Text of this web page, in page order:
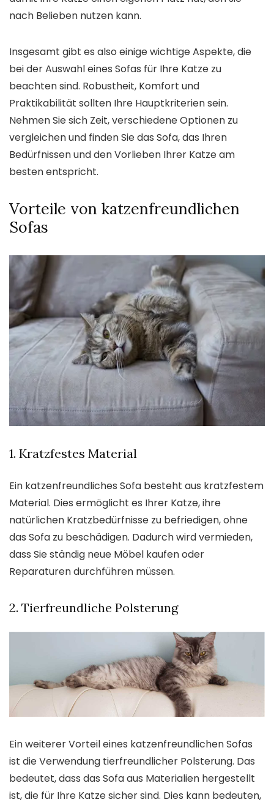
nach Belieben nutzen kann.
Insgesamt gibt es also einige wichtige Aspekte, die
bei der Auswahl eines Sofas für Ihre Katze zu
beachten sind. Robustheit, Komfort und
Praktikabilität sollten Ihre Hauptkriterien sein.
Nehmen Sie sich Zeit, verschiedene Optionen zu
vergleichen und finden Sie das Sofa, das Ihren
Bedürfnissen und den Vorlieben Ihrer Katze am
besten entspricht.
Vorteile von katzenfreundlichen
Sofas
1. Kratzfestes Material
Ein katzenfreundliches Sofa besteht aus kratzfestem
Material. Dies ermöglicht es Ihrer Katze, ihre
natürlichen Kratzbedürfnisse zu befriedigen, ohne
das Sofa zu beschädigen. Dadurch wird vermieden,
dass Sie ständig neue Möbel kaufen oder
Reparaturen durchführen müssen.
2. Tierfreundliche Polsterung
Ein weiterer Vorteil eines katzenfreundlichen Sofas
ist die Verwendung tierfreundlicher Polsterung. Das
bedeutet, dass das Sofa aus Materialien hergestellt
ist, die für Ihre Katze sicher sind. Dies kann bedeuten,